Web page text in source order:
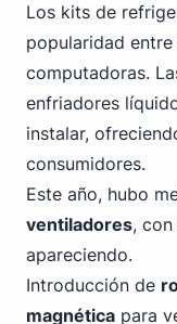
Los kits de
popularidad
computadoras.
enfriadores
instalar,
consumidores.
Este año, hubo
ventiladores,
apareciendo.
Introducción de
magnética para